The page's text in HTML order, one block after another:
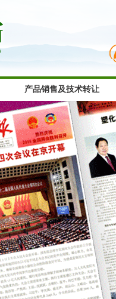
产品销售及技术转让